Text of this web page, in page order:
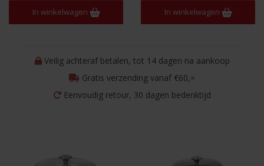
In winkelwagen In winkelwagen
Veilig achteraf betalen, tot 14 dagen na aankoop
Gratis verzending vanaf €60,=
Eenvoudig retour, 30 dagen bedenktijd